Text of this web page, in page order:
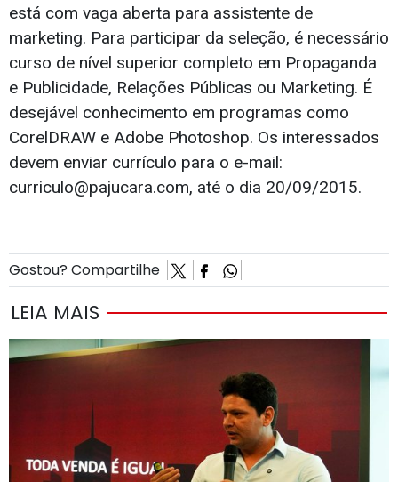
está com vaga aberta para assistente de
marketing. Para participar da seleção, é necessário
curso de nível superior completo em Propaganda
e Publicidade, Relações Públicas ou Marketing. É
desejável conhecimento em programas como
CorelDRAW e Adobe Photoshop. Os interessados
devem enviar currículo para o e-mail:
curriculo@pajucara.com, até o dia 20/09/2015.
Gostou? Compartilhe
LEIA MAIS